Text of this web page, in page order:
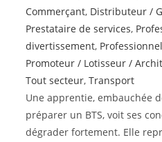
Commerçant, Distributeur /
Prestataire de services,
divertissement,
Promoteur / Lotisseur /
Tout secteur,Transport
Une apprentie, embauchée
préparer un BTS, voit ses
dégrader fortement. Elle